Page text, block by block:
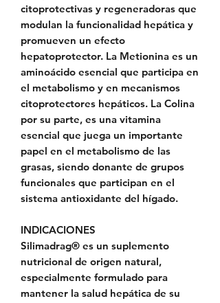
citoprotectivas y regeneradoras que
modulan la funcionalidad hepática y
promueven un efecto
hepatoprotector. La Metionina es un
aminoácido esencial que participa en
el metabolismo y en mecanismos
citoprotectores hepáticos. La Colina
por su parte, es una vitamina
esencial que juega un importante
papel en el metabolismo de las
grasas, siendo donante de grupos
funcionales que participan en el
sistema antioxidante del hígado.
INDICACIONES
Silimadrag® es un suplemento
nutricional de origen natural,
especialmente formulado para
mantener la salud hepática de su